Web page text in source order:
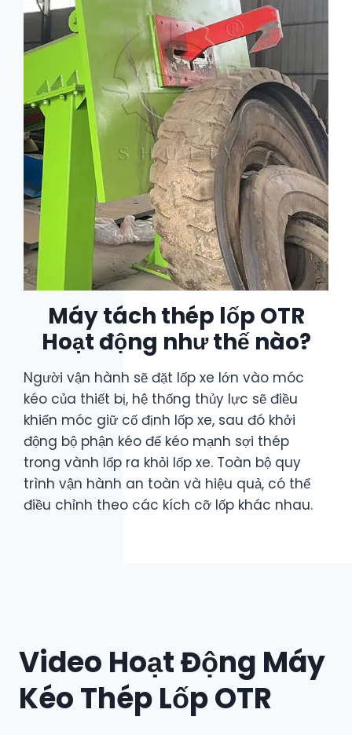
Máy tách thép lốp OTR
Hoạt động như thế nào?
Người vận hành sẽ đặt lốp xe lớn vào móc
kéo của thiết bị, hệ thống thủy lực sẽ điều
khiển móc giữ cố định lốp xe, sau đó khởi
động bộ phận kéo để kéo mạnh sợi thép
trong vành lốp ra khỏi lốp xe. Toàn bộ quy
trình vận hành an toàn và hiệu quả, có thể
điều chỉnh theo các kích cỡ lốp khác nhau.
Video Hoạt Động Máy
Kéo Thép Lốp OTR